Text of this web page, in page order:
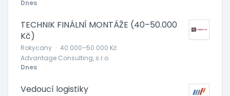
Dnes
TECHNIK FINÁLNÍ MONTÁŽE (40–50.000
Kč)
Rokycany · 40 000–50 000 Kč
Advantage Consulting, s.r.o.
Dnes
Vedoucí logistiky